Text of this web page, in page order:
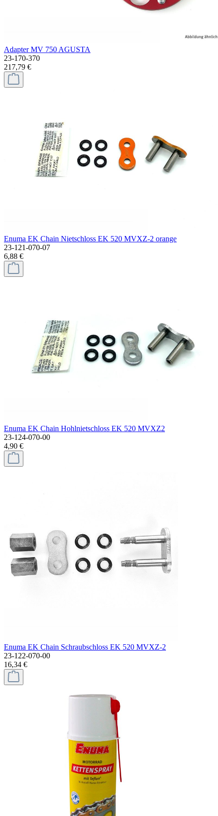
Adapter MV 750 AGUSTA
23-170-370
217,79 €
Enuma EK Chain Nietschloss EK 520 MVXZ-2 orange
23-121-070-07
6,88 €
Enuma EK Chain Hohlnietschloss EK 520 MVXZ2
23-124-070-00
4,90 €
Enuma EK Chain Schraubschloss EK 520 MVXZ-2
23-122-070-00
16,34 €